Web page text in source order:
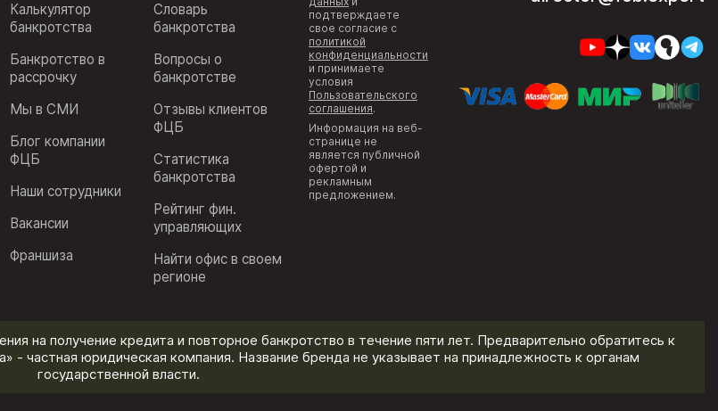
Калькулятор
банкротства
Банкротство в
рассрочку
Мы в СМИ
Блог компании
ФЦБ
Наши сотрудники
Вакансии
Франшиза
Словарь
банкротства
Вопросы о
банкротстве
Отзывы клиентов
ФЦБ
Статистика
банкротства
Рейтинг фин.
управляющих
Найти офис в своем
регионе
подтверждаете
свое согласие с
политикой
конфиденциальности
и принимаете
условия
Пользовательского
соглашения.
Информация на веб-
странице не
является публичной
офертой и
рекламным
предложением.
на получение кредита и повторное банкротство в течение пяти лет. Предварительно обратитесь к
частная юридическая компания. Название бренда не указывает на принадлежность к органам
государственной власти.